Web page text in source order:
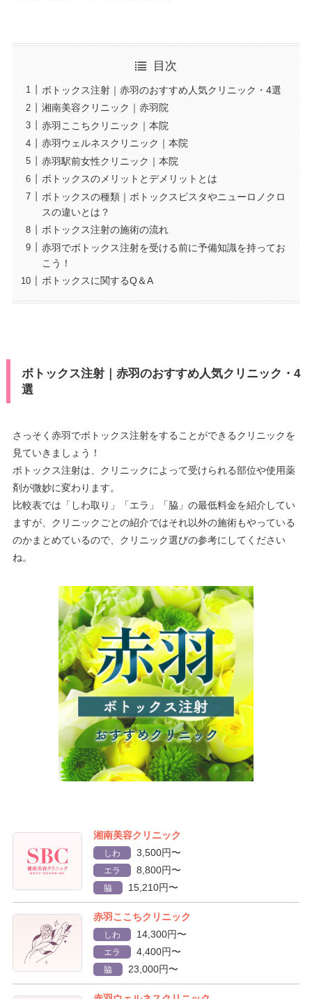
目次
ボトックス注射｜赤羽のおすすめ人気クリニック・4選
湘南美容クリニック｜赤羽院
赤羽ここちクリニック｜本院
赤羽ウェルネスクリニック｜本院
赤羽駅前女性クリニック｜本院
ボトックスのメリットとデメリットとは
ボトックスの種類｜ボトックスビスタやニューロノクロ
スの違いとは？
ボトックス注射の施術の流れ
赤羽でボトックス注射を受ける前に予備知識を持ってお
こう！
ボトックスに関するQ＆A
ボトックス注射｜赤羽のおすすめ人気クリニック・4
選
さっそく赤羽でボトックス注射をすることができるクリニックを
見ていきましょう！
ボトックス注射は、クリニックによって受けられる部位や使用薬
剤が微妙に変わります。
比較表では「しわ取り」「エラ」「脇」の最低料金を紹介してい
ますが、クリニックごとの紹介ではそれ以外の施術もやっている
のかまとめているので、クリニック選びの参考にしてください
ね。
湘南美容クリニック
しわ 3,500円〜
エラ 8,800円〜
脇 15,210円〜
赤羽ここちクリニック
しわ 14,300円〜
エラ 4,400円〜
脇 23,000円〜